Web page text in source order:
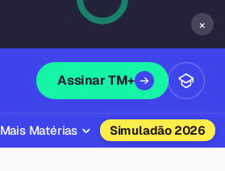
×
Assinar TM+
Mais Matérias Simuladão 2026